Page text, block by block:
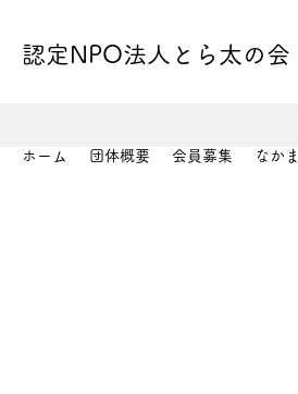
認定NPO法人とら太の会
ホーム 団体概要 会員募集 なかま